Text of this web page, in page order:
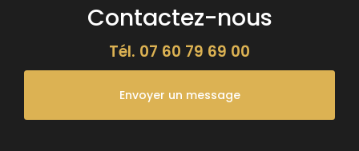
Contactez-nous
Tél. 07 60 79 69 00
Envoyer un message